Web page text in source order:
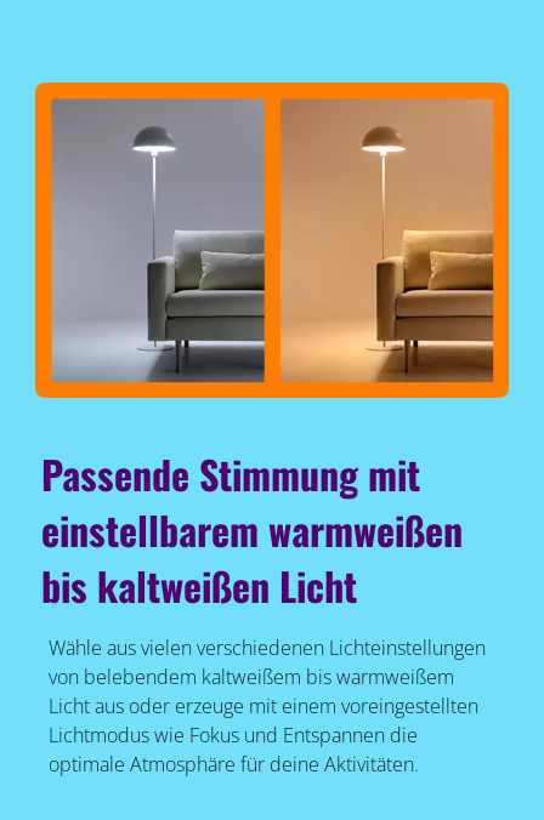
Passende Stimmung mit
einstellbarem warmweißen
bis kaltweißen Licht
Wähle aus vielen verschiedenen Lichteinstellungen
von belebendem kaltweißem bis warmweißem
Licht aus oder erzeuge mit einem voreingestellten
Lichtmodus wie Fokus und Entspannen die
optimale Atmosphäre für deine Aktivitäten.